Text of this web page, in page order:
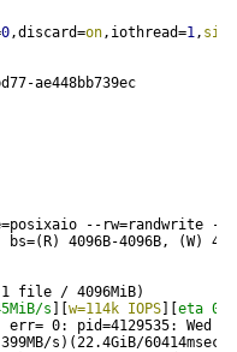
0,discard=on,iothread=1, size
ae448bb739ec
--rw=randwrite
4096B-4096B, (W)
file / 4096MiB)
s w=114k IOPS
eta
0: pid=4129535: Wed
s)(22.4GiB/